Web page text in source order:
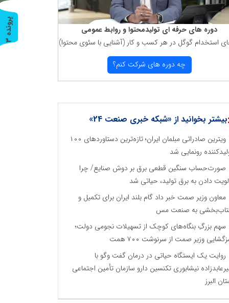
دوره های حرفه ای تولیدمحتوا و روابط عمومی
استخدام گوگل در هر كسب و كار (آشنایی با سئوی محتوا)
چه دوره های شركت كنم؟
بیشتر بخوانید از «شبکه خبری صنعت 24»
ویترین صادراتی مبلمان ایران؛ تازه‌ترین دستاوردهای ۱۰۰
رونمایی شد
صورت‌حساب سنگین قطعی برق بر دوش صنایع/ چرا
دادن به برق تولید، حیاتی شد
معاون وزیر صمت خبر داد گام بلند ایران برای تکمیل و
به صنعت مس
سهم بزرگِ بنگاه‌های کوچک از تسهیلات نجومی دولت؛
وزیر صمت از سرنوشت ۷۰۰ همت
روایت یک ایستگاه حیاتی در درمان گفت ‌وگو با
نیشابوری تکنسین دارو سازمان تأمین اجتماعی
البرز
پ
ر
و
ن
د
ه
3